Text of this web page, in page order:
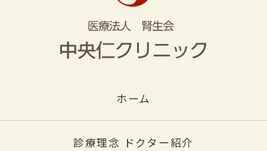
ホーム
診療理念 ドクター紹介